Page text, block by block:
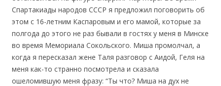
Спартакиады народов СССР я предложил поговорить об
этом с 16-летним Каспаровым и его мамой, которые за
полгода до этого не раз бывали в гостях у меня в Минске
во время Мемориала Сокольского. Миша промолчал, а
когда я пересказал жене Таля разговор с Аидой, Геля на
меня как-то странно посмотрела и сказала
ошеломившую меня фразу: “Ты что? Миша на дух не